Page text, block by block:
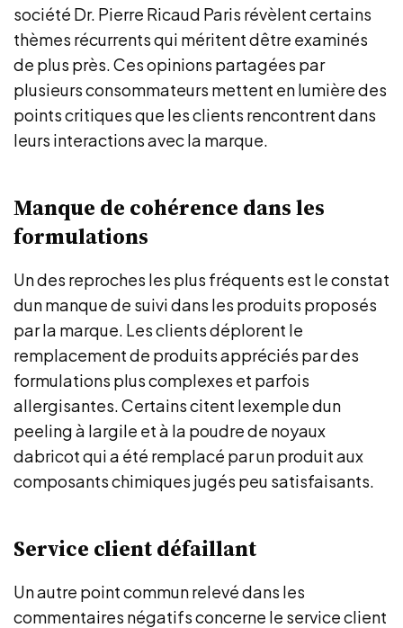
société Dr. Pierre Ricaud Paris révèlent certains
thèmes récurrents qui méritent dêtre examinés
de plus près. Ces opinions partagées par
plusieurs consommateurs mettent en lumière des
points critiques que les clients rencontrent dans
leurs interactions avec la marque.
Manque de cohérence dans les
formulations
Un des reproches les plus fréquents est le constat
dun manque de suivi dans les produits proposés
par la marque. Les clients déplorent le
remplacement de produits appréciés par des
formulations plus complexes et parfois
allergisantes. Certains citent lexemple dun
peeling à largile et à la poudre de noyaux
dabricot qui a été remplacé par un produit aux
composants chimiques jugés peu satisfaisants.
Service client défaillant
Un autre point commun relevé dans les
commentaires négatifs concerne le service client